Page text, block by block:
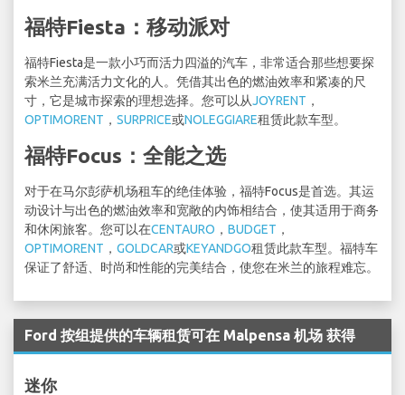
福特Fiesta：移动派对
福特Fiesta是一款小巧而活力四溢的汽车，非常适合那些想要探
索米兰充满活力文化的人。凭借其出色的燃油效率和紧凑的尺
寸，它是城市探索的理想选择。您可以从JOYRENT ，
OPTIMORENT ， SURPRICE或NOLEGGIARE租赁此款车型。
福特Focus：全能之选
对于在马尔彭萨机场租车的绝佳体验，福特Focus是首选。其运
动设计与出色的燃油效率和宽敞的内饰相结合，使其适用于商务
和休闲旅客。您可以在CENTAURO ， BUDGET ，
OPTIMORENT ， GOLDCAR或KEYANDGO租赁此款车型。福特车
保证了舒适、时尚和性能的完美结合，使您在米兰的旅程难忘。
Ford 按组提供的车辆租赁可在 Malpensa 机场 获得
迷你